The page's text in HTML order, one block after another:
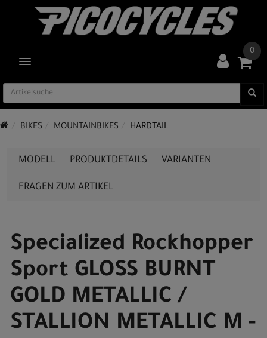
TOGGLE NAVIGATION
0
BIKES MOUNTAINBIKES HARDTAIL
MODELL PRODUKTDETAILS VARIANTEN
FRAGEN ZUM ARTIKEL
Specialized Rockhopper
Sport GLOSS BURNT
GOLD METALLIC /
STALLION METALLIC M -